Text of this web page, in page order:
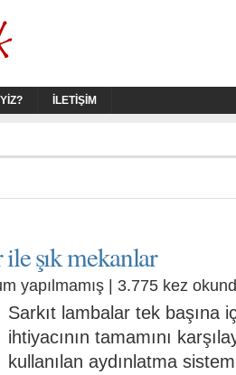
İLETIŞIM
şık mekanlar
yapılmamış | 3.775 kez
Sarkıt lambalar tek başına
ihtiyacının tamamını
kullanılan aydınlatma